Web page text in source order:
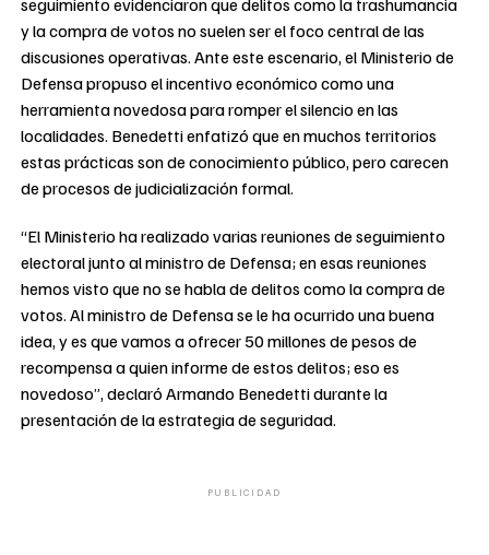
seguimiento evidenciaron que delitos como la trashumancia
y la compra de votos no suelen ser el foco central de las
discusiones operativas. Ante este escenario, el Ministerio de
Defensa propuso el incentivo económico como una
herramienta novedosa para romper el silencio en las
localidades. Benedetti enfatizó que en muchos territorios
estas prácticas son de conocimiento público, pero carecen
de procesos de judicialización formal.
“El Ministerio ha realizado varias reuniones de seguimiento
electoral junto al ministro de Defensa; en esas reuniones
hemos visto que no se habla de delitos como la compra de
votos. Al ministro de Defensa se le ha ocurrido una buena
idea, y es que vamos a ofrecer 50 millones de pesos de
recompensa a quien informe de estos delitos; eso es
novedoso”, declaró Armando Benedetti durante la
presentación de la estrategia de seguridad.
PUBLICIDAD